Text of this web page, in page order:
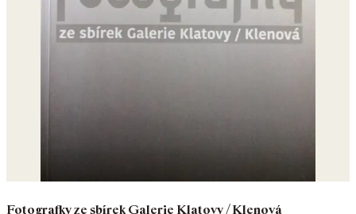
Fotografky ze sbírek Galerie Klatovy / Klenová